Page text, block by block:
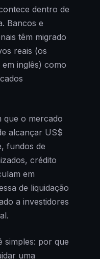
dentro de
Bancos e
têm migrado
reais (os
inglês) como
que o mercado
alcançar US$
fundos de
crédito
em
de liquidação
a investidores
simples: por que
uma